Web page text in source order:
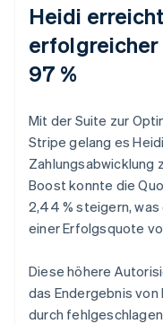
Heidi
erfolgreicher
97 %
Mit der Suite zur
Stripe gelang es
Zahlungsabwicklung
Boost konnte die
2,44 % steigern,
einer Erfolgsquote
Diese höhere
das Endergebnis
durch